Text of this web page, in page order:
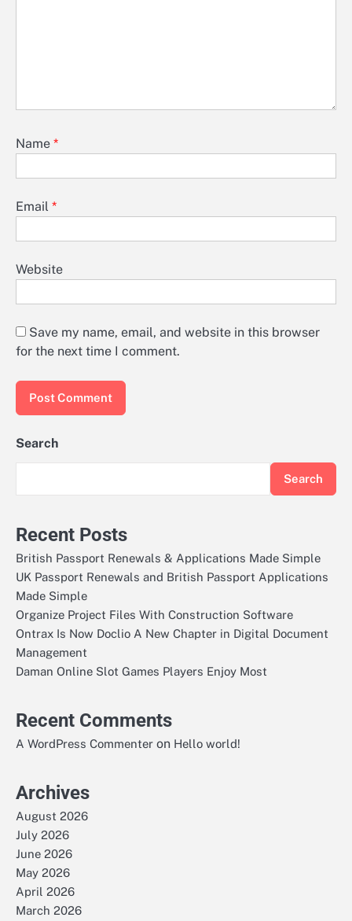
Name *
Email *
Website
Save my name, email, and website in this browser
for the next time I comment.
Search
Search
Recent Posts
British Passport Renewals & Applications Made Simple
UK Passport Renewals and British Passport Applications
Made Simple
Organize Project Files With Construction Software
Ontrax Is Now Doclio A New Chapter in Digital Document
Management
Daman Online Slot Games Players Enjoy Most
Recent Comments
A WordPress Commenter on Hello world!
Archives
August 2026
July 2026
June 2026
May 2026
April 2026
March 2026